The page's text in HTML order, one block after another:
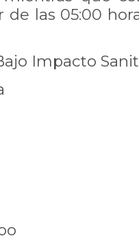
las 05:00
Impacto